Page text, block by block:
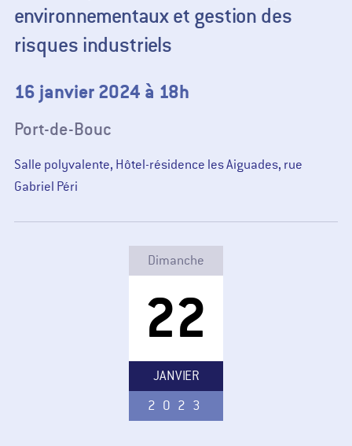
environnementaux et gestion des
risques industriels
16 janvier 2024 à 18h
Port-de-Bouc
Salle polyvalente, Hôtel-résidence les Aiguades, rue
Gabriel Péri
Dimanche
22
JANVIER
2023